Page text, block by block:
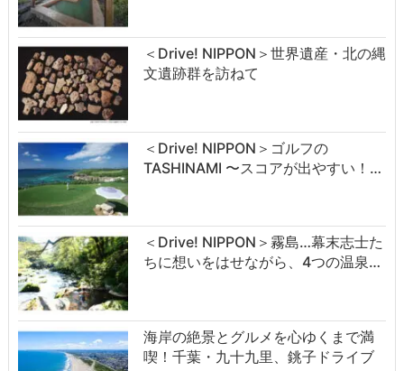
＜Drive! NIPPON＞世界遺産・北の縄
文遺跡群を訪ねて
＜Drive! NIPPON＞ゴルフの
TASHINAMI 〜スコアが出やすい！…
＜Drive! NIPPON＞霧島…幕末志士た
ちに想いをはせながら、4つの温泉…
海岸の絶景とグルメを心ゆくまで満
喫！千葉・九十九里、銚子ドライブ